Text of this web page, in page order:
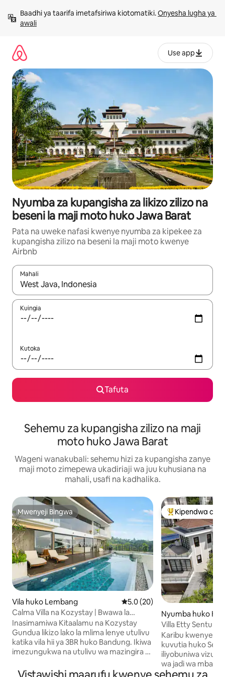
kwenda
kwenye
Baadhi ya taarifa imetafsiriwa kiotomatiki. Onyesha lugha ya
awali
Use app
Nyumba za kupangisha za likizo zilizo na
beseni la maji moto huko Jawa Barat
Pata na uweke nafasi kwenye nyumba za kipekee za
kupangisha zilizo na beseni la maji moto kwenye
Airbnb
Mahali
Wakati matokeo yanapatikana, vinjari kwa kutumia vitufe vya
Kuingia
Kutoka
Tafuta
Sehemu za kupangisha zilizo na maji
moto huko Jawa Barat
Wageni wanakubali: sehemu hizi za kupangisha zanye
maji moto zimepewa ukadiriaji wa juu kuhusiana na
mahali, usafi na kadhalika.
Mwenyeji Bingwa
Mwenyeji Bingwa
Vila huko Lembang Ukadiriaji wa wastani wa 5.0
5.0 (20)
Calma Villa na Kozystay | Bwawa la
Kuogelea lenye Joto | Bandung
Inasimamiwa Kitaalamu na Kozystay
Gundua likizo lako la mlima lenye utulivu
katika vila hii ya 3BR huko Bandung. Ikiwa
imezungukwa na utulivu wa mazingira ya
kisasa na haiba ya kijijini, inafaa kwa
Kipendwa
Kipendwa cha
Nyumba huko
abakan Madang
Villa Etty Sentul
Villa Infinity
Karibu kwenye
kuvutia huko
iliyobuniwa vizuri
wa jadi wa mbao
na hivyo kuunda